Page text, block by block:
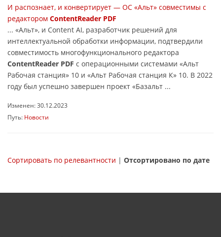
И распознает, и конвертирует — ОС «Альт» совместимы с
редактором ContentReader PDF
... «Альт», и Content AI, разработчик решений для
интеллектуальной обработки информации, подтвердили
совместимость многофункционального редактора
ContentReader PDF с операционными системами «Альт
Рабочая станция» 10 и «Альт Рабочая станция К» 10. В 2022
году был успешно завершен проект «Базальт ...
Изменен: 30.12.2023
Путь: Новости
Сортировать по релевантности | Отсортировано по дате